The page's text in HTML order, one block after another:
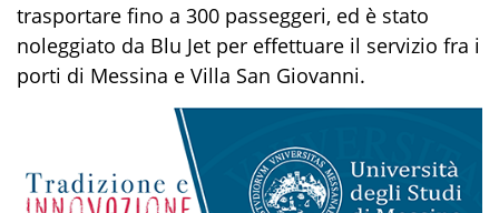
trasportare fino a 300 passeggeri, ed è stato
noleggiato da Blu Jet per effettuare il servizio fra i
porti di Messina e Villa San Giovanni.